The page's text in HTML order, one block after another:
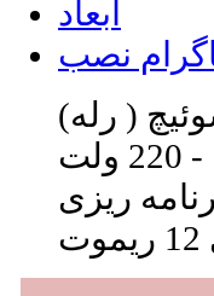
ابعاد
نصب
( رله)